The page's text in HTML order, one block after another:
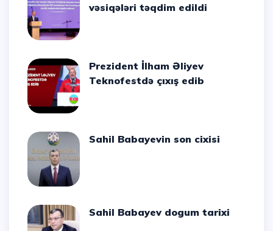
vəsiqələri təqdim edildi
Prezident İlham Əliyev
Teknofestdə çıxış edib
Sahil Babayevin son cixisi
Sahil Babayev dogum tarixi